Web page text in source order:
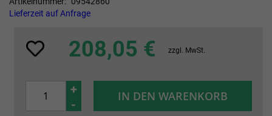
Lieferzeit auf Anfrage
208,05 € zzgl. MwSt.
+
-
IN DEN WARENKORB